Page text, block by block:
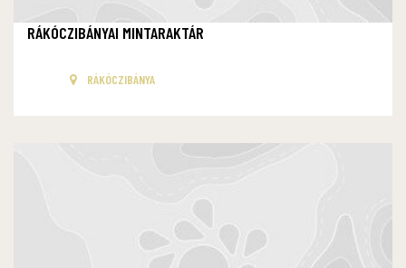
RÁKÓCZIBÁNYAI MINTARAKTÁR
RÁKÓCZIBÁNYA